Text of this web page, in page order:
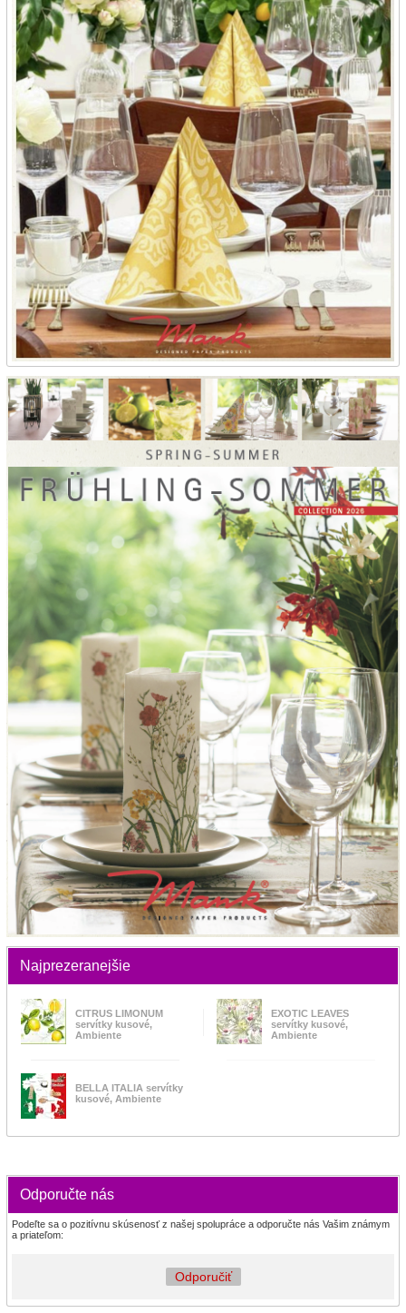
Najprezeranejšie
CITRUS LIMONUM
servítky kusové,
Ambiente
EXOTIC LEAVES
servítky kusové,
Ambiente
BELLA ITALIA servítky
kusové, Ambiente
Odporučte nás
Podeľte sa o pozitívnu skúsenosť z našej spolupráce a odporučte nás Vašim známym
a priateľom:
Odporučiť